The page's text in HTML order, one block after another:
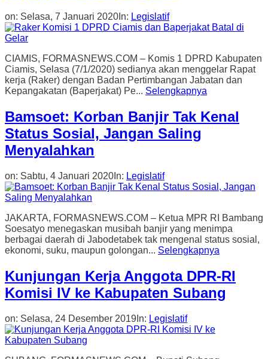
on: Selasa, 7 Januari 2020 In: Legislatif
CIAMIS, FORMASNEWS.COM – Komis 1 DPRD Kabupaten
Ciamis, Selasa (7/1/2020) sedianya akan menggelar Rapat
kerja (Raker) dengan Badan Pertimbangan Jabatan dan
Kepangakatan (Baperjakat) Pe... Selengkapnya
Bamsoet: Korban Banjir Tak Kenal
Status Sosial, Jangan Saling
Menyalahkan
on: Sabtu, 4 Januari 2020 In: Legislatif
JAKARTA, FORMASNEWS.COM – Ketua MPR RI Bambang
Soesatyo menegaskan musibah banjir yang menimpa
berbagai daerah di Jabodetabek tak mengenal status sosial,
ekonomi, suku, maupun golongan... Selengkapnya
Kunjungan Kerja Anggota DPR-RI
Komisi IV ke Kabupaten Subang
on: Selasa, 24 Desember 2019 In: Legislatif